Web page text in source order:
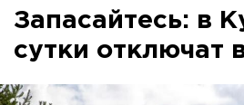
Запасайтесь: в
сутки отключат